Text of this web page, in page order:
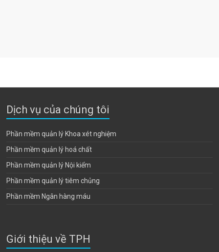
Dịch vụ của chúng tôi
Phần mềm quản lý Khoa xét nghiệm
Phần mềm quản lý hoá chất
Phần mềm quản lý Nội kiểm
Phần mềm quản lý tiêm chủng
Phần mềm Ngân hàng máu
Giới thiệu về TPH